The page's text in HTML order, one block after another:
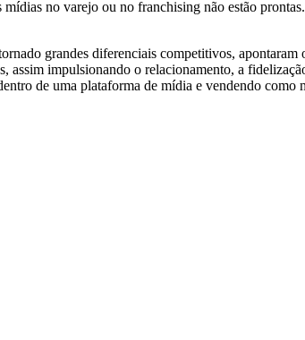
no varejo ou no franchising não estão
grandes diferenciais competitivos,
assim impulsionando o relacionamento, a
de uma plataforma de mídia e vendendo como